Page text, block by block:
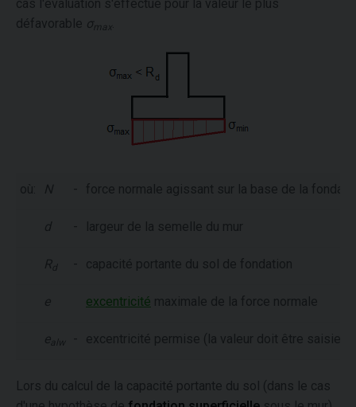
cas l'évaluation s'effectue pour la valeur le plus
défavorable σmax
où: N - force normale agissant sur la base de la
d - largeur de la semelle du mur
R d - capacité portante du sol de fondation
e excentricité maximale de la force normale
ealw - excentricité permise (la valeur doit être saisie
Lors du calcul de la capacité portante du sol (dans le cas